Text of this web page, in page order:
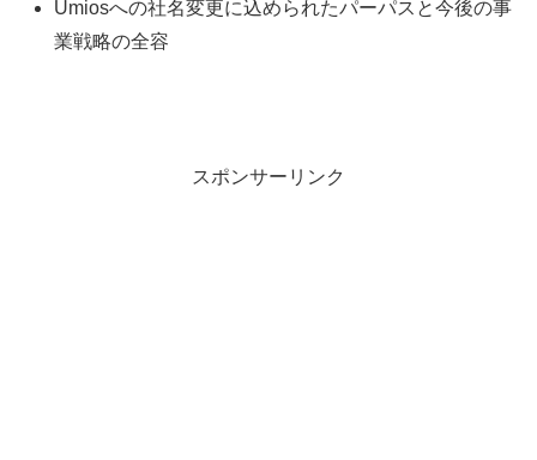
Umiosへの社名変更に込められたパーパスと今後の事
業戦略の全容
スポンサーリンク